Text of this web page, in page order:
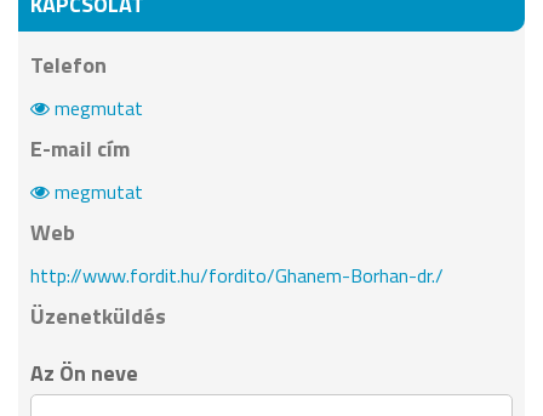
Telefon
megmutat
E-mail cím
megmutat
Web
http://www.fordit.hu/fordito/Ghanem-Borhan-dr./
Üzenetküldés
Az Ön neve